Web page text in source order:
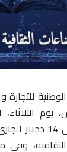
يوم
المنظم من 12